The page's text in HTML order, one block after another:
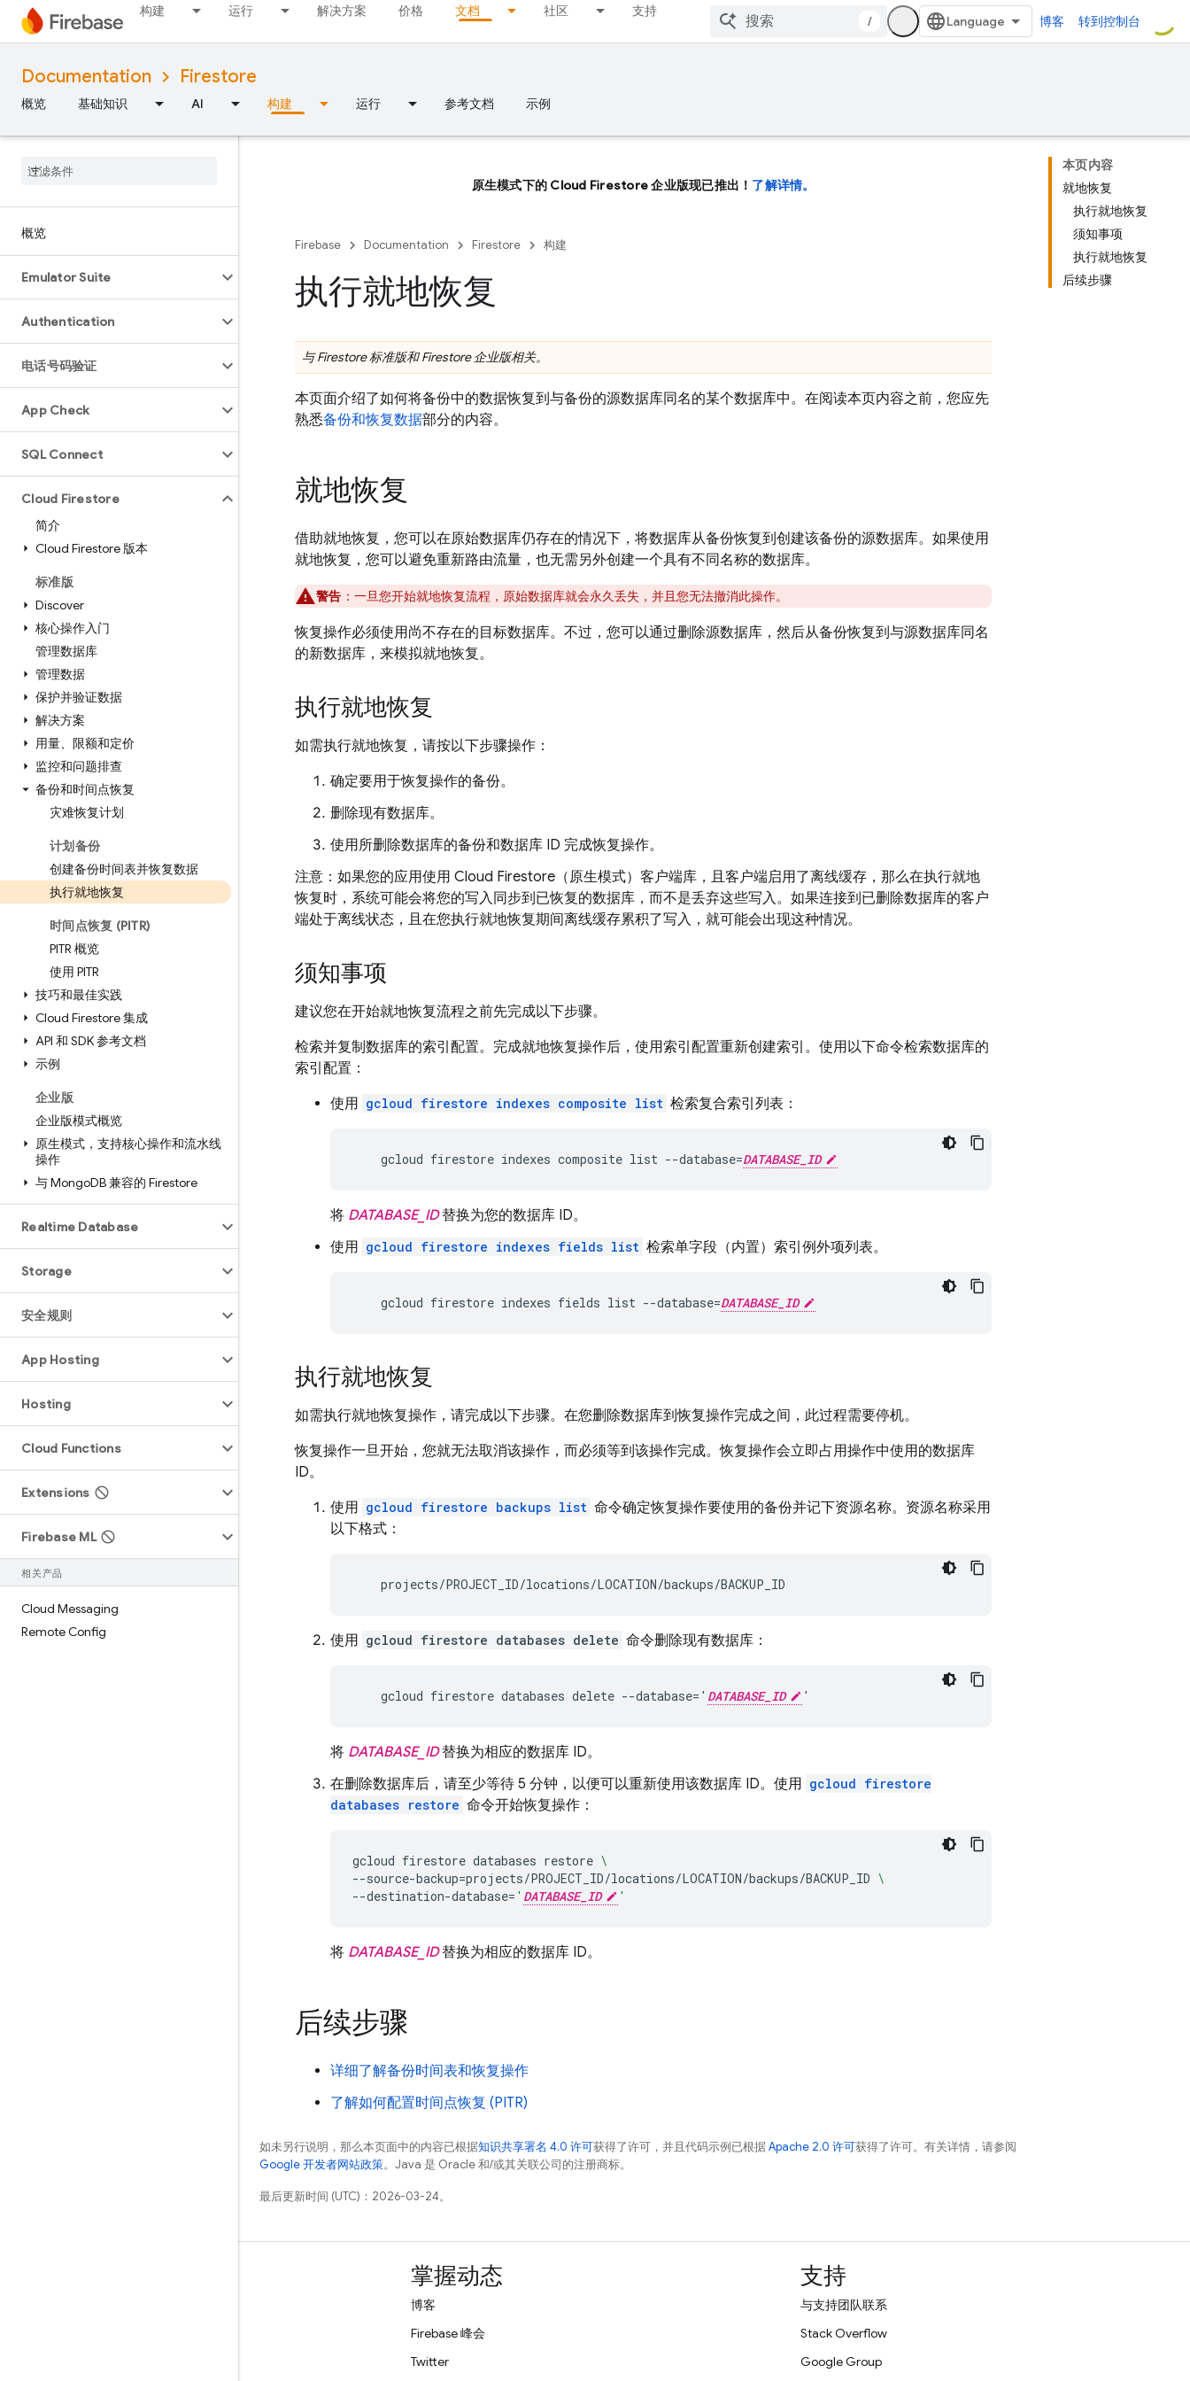
构建 运行 解决方案 价格 文档 社区 支持
/ 博客 转到控制台
Documentation Firestore
概览 基础知识 AI 构建 运行 参考文档 示例
概览
Emulator Suite
Authentication
电话号码验证
App Check
SQL Connect
Cloud Firestore
简介
Cloud Firestore 版本
标准版
Discover
核心操作入门
管理数据库
管理数据
保护并验证数据
解决方案
用量、限额和定价
监控和问题排查
备份和时间点恢复
灾难恢复计划
计划备份
创建备份时间表并恢复数据
执行就地恢复
时间点恢复 (PITR)
PITR 概览
使用 PITR
技巧和最佳实践
Cloud Firestore 集成
API 和 SDK 参考文档
示例
企业版
企业版模式概览
原生模式，支持核心操作和流水线
操作
与 MongoDB 兼容的 Firestore
Realtime Database
Storage
安全规则
App Hosting
Hosting
Cloud Functions
Extensions
Firebase ML
相关产品
Cloud Messaging
Remote Config
本页内容
就地恢复
执行就地恢复
须知事项
执行就地恢复
后续步骤
原生模式下的 Cloud Firestore 企业版现已推出！ 了解详情。
Firebase Documentation Firestore 构建
执行就地恢复
与 Firestore 标准版和 Firestore 企业版相关。
本页面介绍了如何将备份中的数据恢复到与备份的源数据库同名的某个数据库中。在阅读本页内容之前，您应先
熟悉备份和恢复数据部分的内容。
就地恢复
借助就地恢复，您可以在原始数据库仍存在的情况下，将数据库从备份恢复到创建该备份的源数据库。如果使用
就地恢复，您可以避免重新路由流量，也无需另外创建一个具有不同名称的数据库。
警告 ：一旦您开始就地恢复流程，原始数据库就会永久丢失，并且您无法撤消此操作。
恢复操作必须使用尚不存在的目标数据库。不过，您可以通过删除源数据库，然后从备份恢复到与源数据库同名
的新数据库，来模拟就地恢复。
执行就地恢复
如需执行就地恢复，请按以下步骤操作：
确定要用于恢复操作的备份。
删除现有数据库。
使用所删除数据库的备份和数据库 ID 完成恢复操作。
注意：如果您的应用使用 Cloud Firestore （原生模式）客户端库，且客户端启用了离线缓存，那么在执行就地
恢复时，系统可能会将您的写入同步到已恢复的数据库，而不是丢弃这些写入。如果连接到已删除数据库的客户
端处于离线状态，且在您执行就地恢复期间离线缓存累积了写入，就可能会出现这种情况。
须知事项
建议您在开始就地恢复流程之前先完成以下步骤。
检索并复制数据库的索引配置。完成就地恢复操作后，使用索引配置重新创建索引。使用以下命令检索数据库的
索引配置：
使用 gcloud firestore indexes composite list 检索复合索引列表：
    gcloud firestore indexes composite list --database=
DATABASE_ID
将 DATABASE_ID替换为您的数据库 ID。
使用 gcloud firestore indexes fields list 检索单字段（内置）索引例外项列表。
    gcloud firestore indexes fields list --database=
DATABASE_ID
执行就地恢复
如需执行就地恢复操作，请完成以下步骤。在您删除数据库到恢复操作完成之间，此过程需要停机。
恢复操作一旦开始，您就无法取消该操作，而必须等到该操作完成。恢复操作会立即占用操作中使用的数据库
ID。
使用 gcloud firestore backups list 命令确定恢复操作要使用的备份并记下资源名称。资源名称采用
以下格式：
使用 gcloud firestore databases delete 命令删除现有数据库：
    gcloud firestore databases delete --database='
DATABASE_ID
将 DATABASE_ID替换为相应的数据库 ID。
在删除数据库后，请至少等待 5 分钟，以便可以重新使用该数据库 ID。使用 gcloud firestore
databases restore 命令开始恢复操作：
gcloud firestore databases restore \
--source-backup=projects/PROJECT_ID/locations/LOCATION/backups/BACKUP_ID \
--destination-database= ' DATABASE_ID '
将 DATABASE_ID替换为相应的数据库 ID。
后续步骤
详细了解备份时间表和恢复操作
了解如何配置时间点恢复 (PITR)
如未另行说明，那么本页面中的内容已根据知识共享署名 4.0 许可获得了许可，并且代码示例已根据Apache 2.0 许可获得了许可。有关详情，请参阅
Google 开发者网站政策。Java 是 Oracle 和/或其关联公司的注册商标。
最后更新时间 (UTC)：2026-03-24。
掌握动态
博客
Firebase 峰会
Twitter
支持
与支持团队联系
Stack Overflow
Google Group